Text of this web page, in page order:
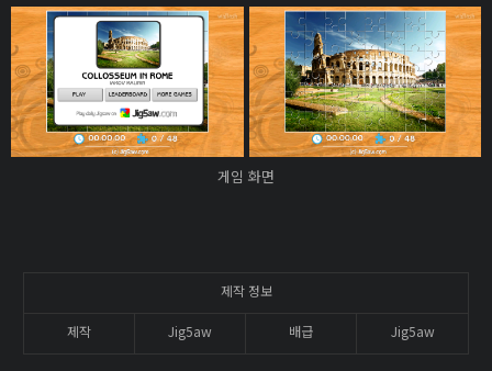
게임 화면
제작 정보
제작 Jig5aw 배급 Jig5aw